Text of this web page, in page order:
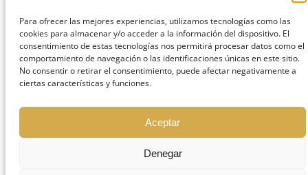
Para ofrecer las mejores experiencias, utilizamos tecnologías como las
cookies para almacenar y/o acceder a la información del dispositivo. El
consentimiento de estas tecnologías nos permitirá procesar datos como el
comportamiento de navegación o las identificaciones únicas en este sitio.
No consentir o retirar el consentimiento, puede afectar negativamente a
ciertas características y funciones.
Aceptar
Denegar
© Todos los derechos reservados Clinica Torres.
MEDICAL DENTAL TORRES SL